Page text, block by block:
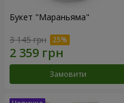
Букет "Мараньяма"
3 145 грн
Замовити